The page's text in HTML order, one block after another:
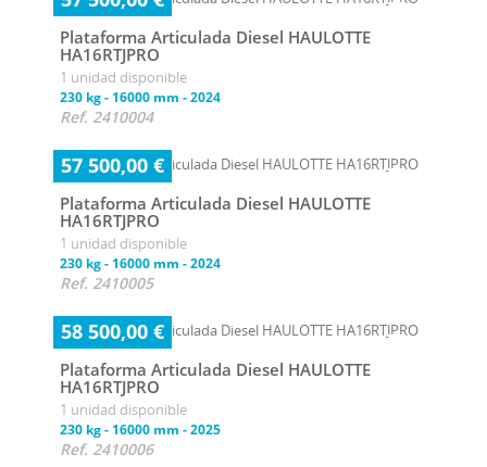
Plataforma Articulada Diesel HAULOTTE
HA16RTJPRO
1 unidad disponible
230 kg- 16000 mm -2024
Ref. 2410004
57 500,00 €
Plataforma Articulada Diesel HAULOTTE
HA16RTJPRO
1 unidad disponible
230 kg- 16000 mm -2024
Ref. 2410005
58 500,00 €
Plataforma Articulada Diesel HAULOTTE
HA16RTJPRO
1 unidad disponible
230 kg- 16000 mm -2025
Ref. 2410006